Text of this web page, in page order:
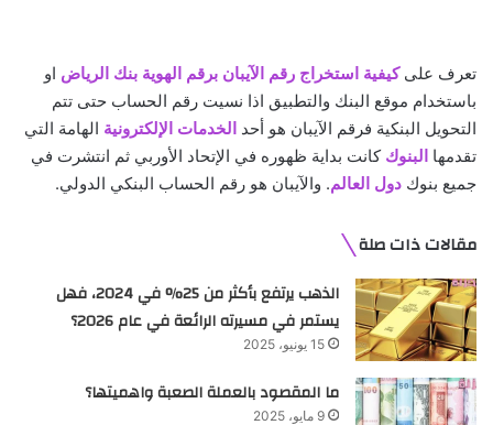
تعرف علىكيفية استخراج رقم الآيبان برقم الهوية بنك الرياض او
باستخدام موقع البنك والتطبيق اذا نسيت رقم الحساب حتى تتم
التحويل البنكية فرقم الآيبان هو أحد الخدمات الإلكترونية الهامة التي
تقدمها البنوك كانت بداية ظهوره في الإتحاد الأوربي ثم انتشرت في
جميع بنوك دول العالم. والآيبان هو رقم الحساب البنكي الدولي.
مقالات ذات صلة
الذهب يرتفع بأكثر من 25% في 2024، فهل
يستمر في مسيرته الرائعة في عام 2026؟
15 يونيو، 2025
ما المقصود بالعملة الصعبة واهميتها؟
9 مايو، 2025